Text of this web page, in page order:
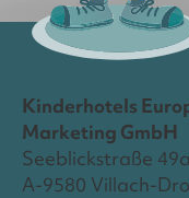
Kinderhotels
Marketing GmbH
Seeblickstraße 49a
A-9580 Villach-